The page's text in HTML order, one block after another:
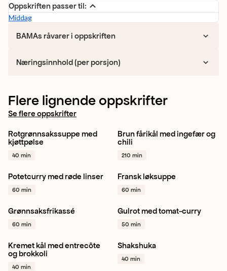
Oppskriften passer til:
Middag
BAMAs råvarer i oppskriften
Næringsinnhold (per porsjon)
Flere lignende oppskrifter
Se flere oppskrifter
Gulrot Kålrot Potet + 1
Rotgrønnsakssuppe med
kjøttpølse
40 min
Hodekål Gul løk
Hvitløk
Brun fårikål med ingefær og
chili
210 min
Potet Gul løk
Hvitløk
+ 1
Potetcurry med røde linser
60 min
Gul løk Løk Hvitløk
Fransk løksuppe
60 min
Gulrot
Sellerirot
Pastinakk
Grønnsaksfrikassé
60 min
Gulrot
Sjampinjong
Gul løk
Gulrot med tomat-curry
50 min
Brokkoli Hvitløk
Tomat
Kremet kål med entrecôte
og brokkoli
40 min
Gul løk
Paprika rød
Shakshuka
40 min